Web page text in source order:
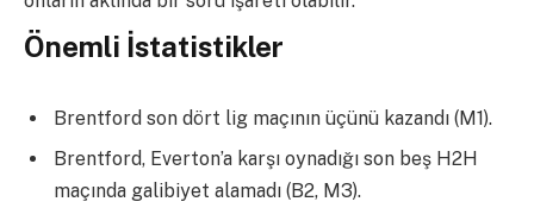
Önemli İstatistikler
Brentford son dört lig maçının üçünü kazandı (M1).
Brentford, Everton’a karşı oynadığı son beş H2H
maçında galibiyet alamadı (B2, M3).